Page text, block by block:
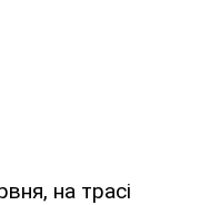
на трасі